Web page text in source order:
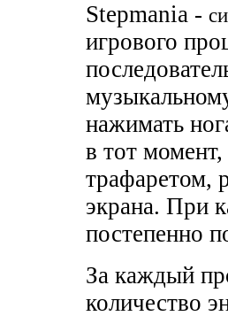
Stepmania -
игрового
нажимать
в тот
трафаретом,
экрана. При
постепенно
За каждый
количество